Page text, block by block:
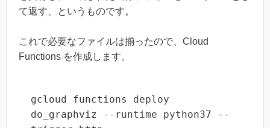
て返す、というものです。
これで必要なファイルは揃ったので、Cloud
Functions を作成します。
gcloud functions deploy
do_graphviz --runtime python37 --